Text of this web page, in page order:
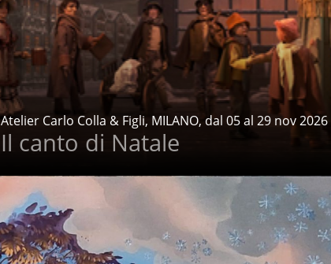
Atelier Carlo Colla & Figli, MILANO, dal 05 al 29 nov 2026
Il canto di Natale